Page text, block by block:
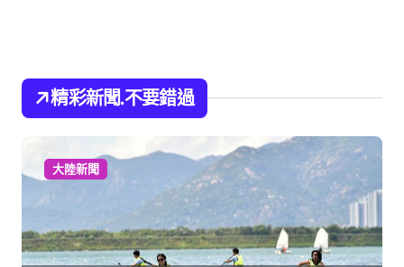
精彩新聞.不要錯過
大陸新聞